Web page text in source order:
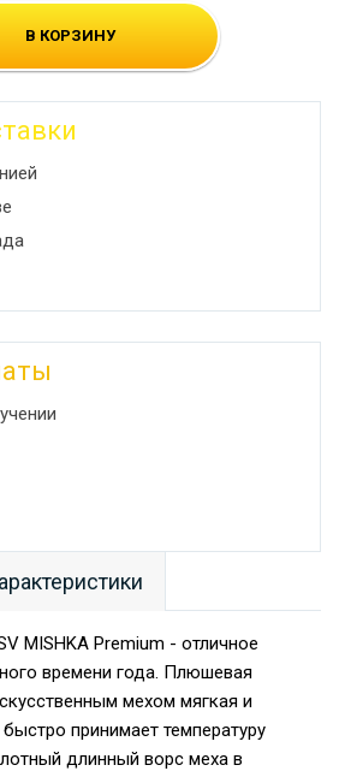
В КОРЗИНУ
MISHKA Premium - отличное
времени года. Плюшевая
мехом мягкая и
принимает температуру
длинный ворс меха в